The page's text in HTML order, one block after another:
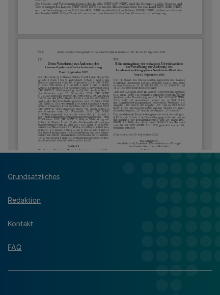
Grundsätzliches
Redaktion
Kontakt
FAQ